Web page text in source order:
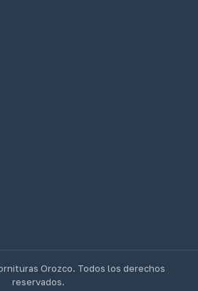
Orozco. Todos los derechos
reservados.